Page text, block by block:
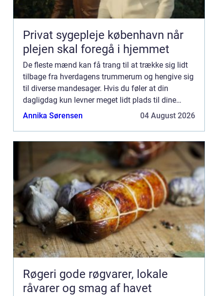
Privat sygepleje københavn når
plejen skal foregå i hjemmet
De fleste mænd kan få trang til at trække sig lidt
tilbage fra hverdagens trummerum og hengive sig
til diverse mandesager. Hvis du føler at din
dagligdag kun levner meget lidt plads til dine
maskuline drømmerier kan du...
Annika Sørensen 04 August 2026
Røgeri gode røgvarer, lokale
råvarer og smag af havet